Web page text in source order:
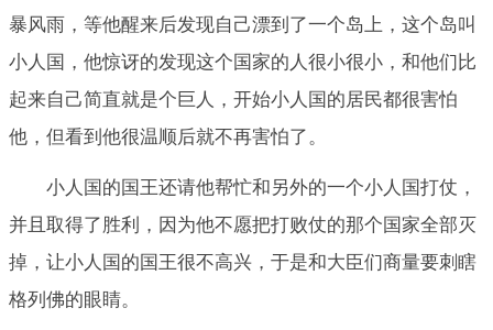
暴风雨，等他醒来后发现自己漂到了一个岛上，这个岛叫
小人国，他惊讶的发现这个国家的人很小很小，和他们比
起来自己简直就是个巨人，开始小人国的居民都很害怕
他，但看到他很温顺后就不再害怕了。
小人国的国王还请他帮忙和另外的一个小人国打仗，
并且取得了胜利，因为他不愿把打败仗的那个国家全部灭
掉，让小人国的国王很不高兴，于是和大臣们商量要刺瞎
格列佛的眼睛。